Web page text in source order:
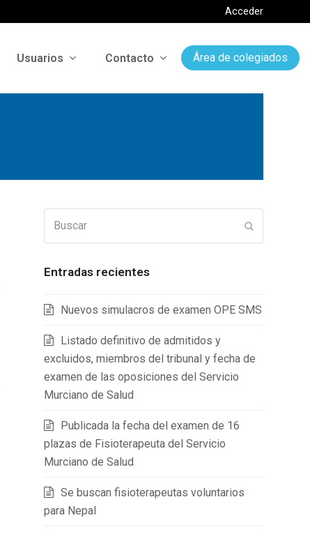
Acceder
Usuarios Contacto Área de colegiados
Entradas recientes
Nuevos simulacros de examen OPE SMS
Listado definitivo de admitidos y
excluidos, miembros del tribunal y fecha de
examen de las oposiciones del Servicio
Murciano de Salud
Publicada la fecha del examen de 16
plazas de Fisioterapeuta del Servicio
Murciano de Salud
Se buscan fisioterapeutas voluntarios
para Nepal